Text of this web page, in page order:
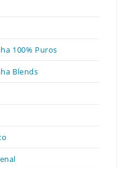
100% Puros
Blends